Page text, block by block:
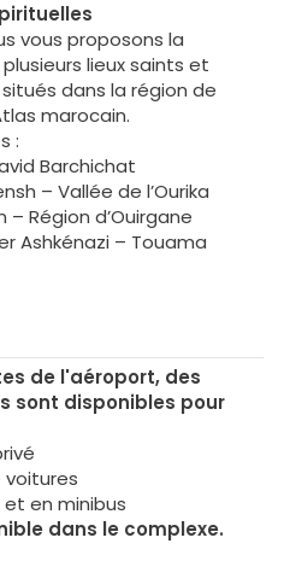
vous proposons la
lieux saints et
dans la région de
marocain.
:
Barchichat
– Vallée de l’Ourika
– Région d’Ouirgane
Ashkénazi – Touama
Ourir
est à Agouim, près de
– Essaouira
Rav CHLOMI ELHADAD -
Paris 17eme.
d'avoir sa soucca
supplement
accompagner tout au
de vous offrir une
de l'aéroport, des
sont disponibles pour
en minibus
dans le complexe.